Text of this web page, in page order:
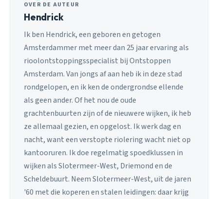
OVER DE AUTEUR
Hendrick
Ik ben Hendrick, een geboren en getogen
Amsterdammer met meer dan 25 jaar ervaring als
rioolontstoppingsspecialist bij Ontstoppen
Amsterdam. Van jongs af aan heb ik in deze stad
rondgelopen, en ik ken de ondergrondse ellende
als geen ander. Of het nou de oude
grachtenbuurten zijn of de nieuwere wijken, ik heb
ze allemaal gezien, en opgelost. Ik werk dag en
nacht, want een verstopte riolering wacht niet op
kantooruren. Ik doe regelmatig spoedklussen in
wijken als Slotermeer-West, Driemond en de
Scheldebuurt. Neem Slotermeer-West, uit de jaren
'60 met die koperen en stalen leidingen: daar krijg